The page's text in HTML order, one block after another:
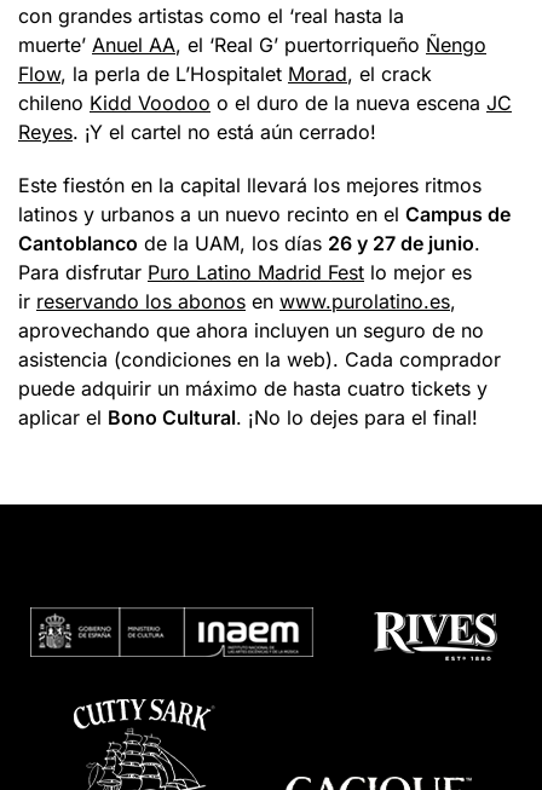
con grandes artistas como el ‘real hasta la
muerte’ Anuel AA, el ‘Real G’ puertorriqueño Ñengo
Flow, la perla de L’Hospitalet Morad, el crack
chileno Kidd Voodoo o el duro de la nueva escena JC
Reyes. ¡Y el cartel no está aún cerrado!
Este fiestón en la capital llevará los mejores ritmos
latinos y urbanos a un nuevo recinto en el Campus de
Cantoblanco de la UAM, los días 26 y 27 de junio.
Para disfrutar Puro Latino Madrid Fest lo mejor es
ir reservando los abonos en www.purolatino.es,
aprovechando que ahora incluyen un seguro de no
asistencia (condiciones en la web). Cada comprador
puede adquirir un máximo de hasta cuatro tickets y
aplicar el Bono Cultural. ¡No lo dejes para el final!